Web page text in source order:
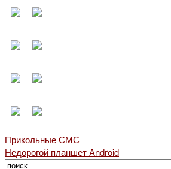
Прикольные СМС
Недорогой планшет Android